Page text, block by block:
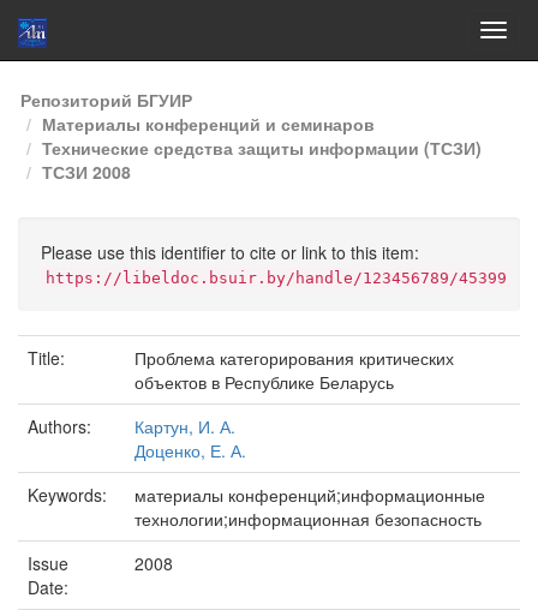
Skip
navigation
Репозиторий БГУИР
Материалы конференций и семинаров
Технические средства защиты информации (ТСЗИ)
ТСЗИ 2008
Please use this identifier to cite or link to this item:
https://libeldoc.bsuir.by/handle/123456789/45399
Title:
Проблема категорирования критических
объектов в Республике Беларусь
Authors:
Картун, И. А.
Доценко, Е. А.
Keywords:
материалы конференций;информационные
технологии;информационная безопасность
Issue
Date:
2008